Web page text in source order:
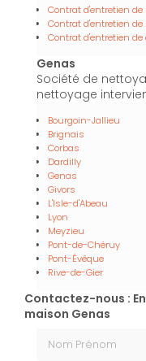
Contrat d'entretien
Contrat d'entretien de
Contrat d'entretien de
Genas
Société de
nettoyage
Bourgoin-Jallieu
Brignais
Corbas
Dardilly
Genas
Givors
L'Isle-d'Abeau
Lyon
Meyzieu
Pont-de-Chéruy
Pont-Évêque
Rive-de-Gier
Contactez-nous :
maison Genas